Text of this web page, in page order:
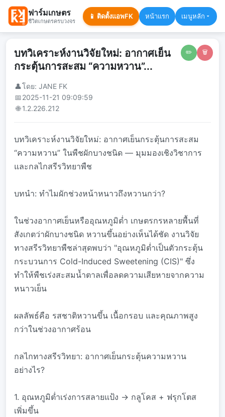
ฟาร์มเกษตร
ชีวิตเกษตรครบวงจร
📱 ติดตั้งแอพFK หน้าแรก เมนูหลัก
✏️ 🗑️
บทวิเคราะห์งานวิจัยใหม่: อากาศเย็น
กระตุ้นการสะสม “ความหวาน”...
👤โดย: JANE FK
📅2025-11-21 09:09:59
🌐 1.2.226.212
บทวิเคราะห์งานวิจัยใหม่: อากาศเย็นกระตุ้นการสะสม
“ความหวาน” ในพืชผักบางชนิด — มุมมองเชิงวิชาการ
และกลไกสรีรวิทยาพืช
บทนำ: ทำไมผักช่วงหน้าหนาวถึงหวานกว่า?
ในช่วงอากาศเย็นหรืออุณหภูมิต่ำ เกษตรกรหลายพื้นที่
สังเกตว่าผักบางชนิด หวานขึ้นอย่างเห็นได้ชัด งานวิจัย
ทางสรีรวิทยาพืชล่าสุดพบว่า "อุณหภูมิต่ำเป็นตัวกระตุ้น
กระบวนการ Cold-Induced Sweetening (CIS)" ซึ่ง
ทำให้พืชเร่งสะสมน้ำตาลเพื่อลดความเสียหายจากความ
หนาวเย็น
ผลลัพธ์คือ รสชาติหวานขึ้น เนื้อกรอบ และคุณภาพสูง
กว่าในช่วงอากาศร้อน
กลไกทางสรีรวิทยา: อากาศเย็นกระตุ้นความหวาน
อย่างไร?
1. อุณหภูมิต่ำเร่งการสลายแป้ง → กลูโคส + ฟรุกโตส
เพิ่มขึ้น